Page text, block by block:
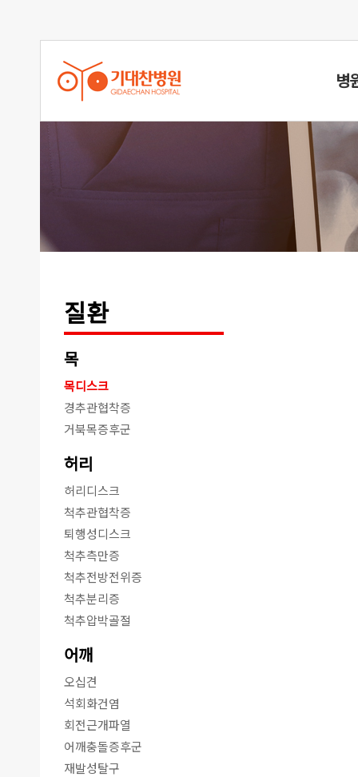
병
질환
목
목디스크
경추관협착증
거북목증후군
허리
허리디스크
척추관협착증
퇴행성디스크
척추측만증
척추전방전위증
척추분리증
척추압박골절
어깨
오십견
석회화건염
회전근개파열
어깨충돌증후군
재발성탈구